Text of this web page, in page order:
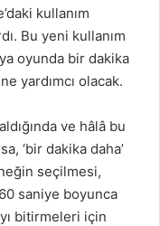
kullanım
Bu yeni kullanım
oyunda bir dakika
yardımcı olacak.
ve hâlâ bu
‘bir dakika daha’
seçilmesi,
saniye boyunca
bitirmeleri için